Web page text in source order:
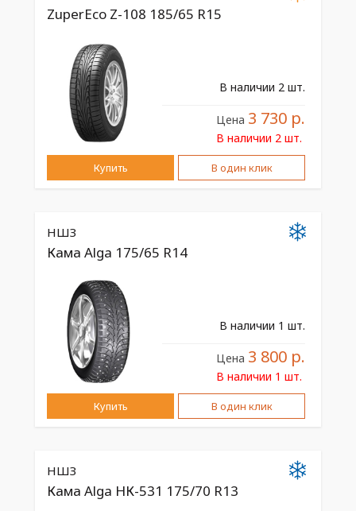
ZuperEco Z-108 185/65 R15
В наличии 2 шт.
Цена 3 730 р.
В наличии 2 шт.
Купить В один клик
НШЗ
Кама Alga 175/65 R14
В наличии 1 шт.
Цена 3 800 р.
В наличии 1 шт.
Купить В один клик
НШЗ
Кама Alga НК-531 175/70 R13